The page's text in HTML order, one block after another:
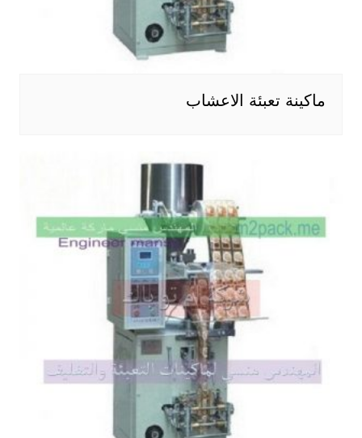
ماكينة تعبئة الاعشاب